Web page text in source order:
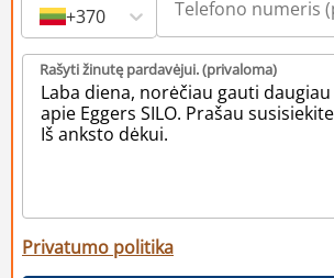
+370
Rašyti žinutę pardavėjui. (privaloma)
Privatumo politika